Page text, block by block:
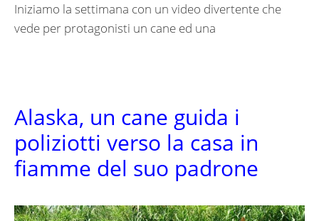
Iniziamo la settimana con un video divertente che
vede per protagonisti un cane ed una
Alaska, un cane guida i
poliziotti verso la casa in
fiamme del suo padrone